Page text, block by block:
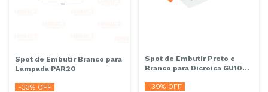
Spot de Embutir Branco para
Lampada PAR20
-33% OFF
Spot de Embutir Preto e
Branco para Dicroica GU10
-39% OFF